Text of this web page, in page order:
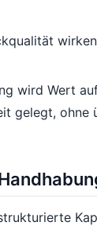
wird Wert
gelegt, ohne